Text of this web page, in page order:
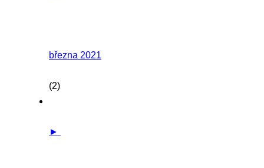
března 2021
(2)
►